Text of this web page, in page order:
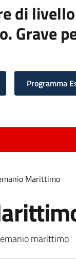
di
Grave
Programma
Marittimo
marittimo